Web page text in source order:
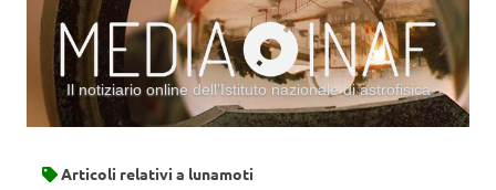
Il notiziario online dell’Istituto nazionale di astrofisica
Articoli relativi a lunamoti